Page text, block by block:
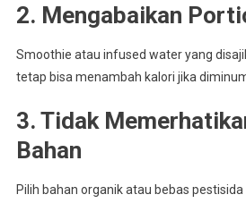
2. Mengabaikan
Smoothie atau infused water yang
tetap bisa menambah kalori jika
3. Tidak
Bahan
Pilih bahan organik atau bebas